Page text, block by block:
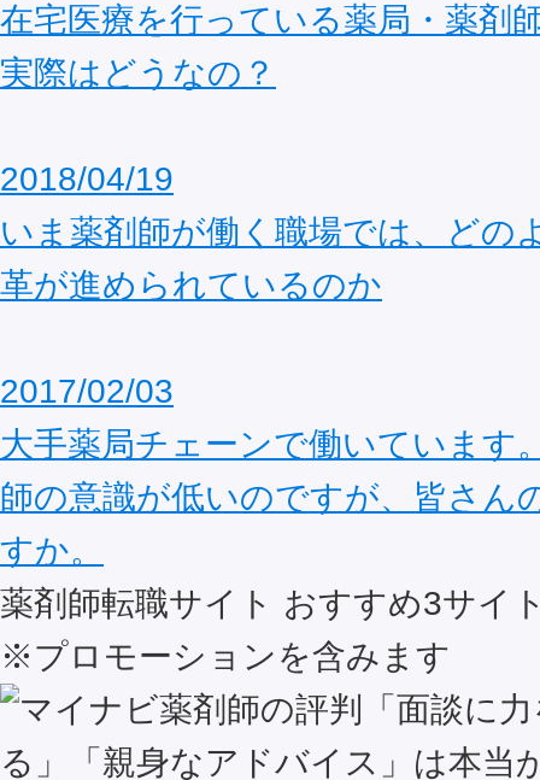
在宅医療を行っている薬局・薬剤
実際はどうなの？
2018/04/19
いま薬剤師が働く職場では、どの
革が進められているのか
2017/02/03
大手薬局チェーンで働いています
師の意識が低いのですが、皆さん
すか。
薬剤師転職サイト おすすめ3サイ
※プロモーションを含みます